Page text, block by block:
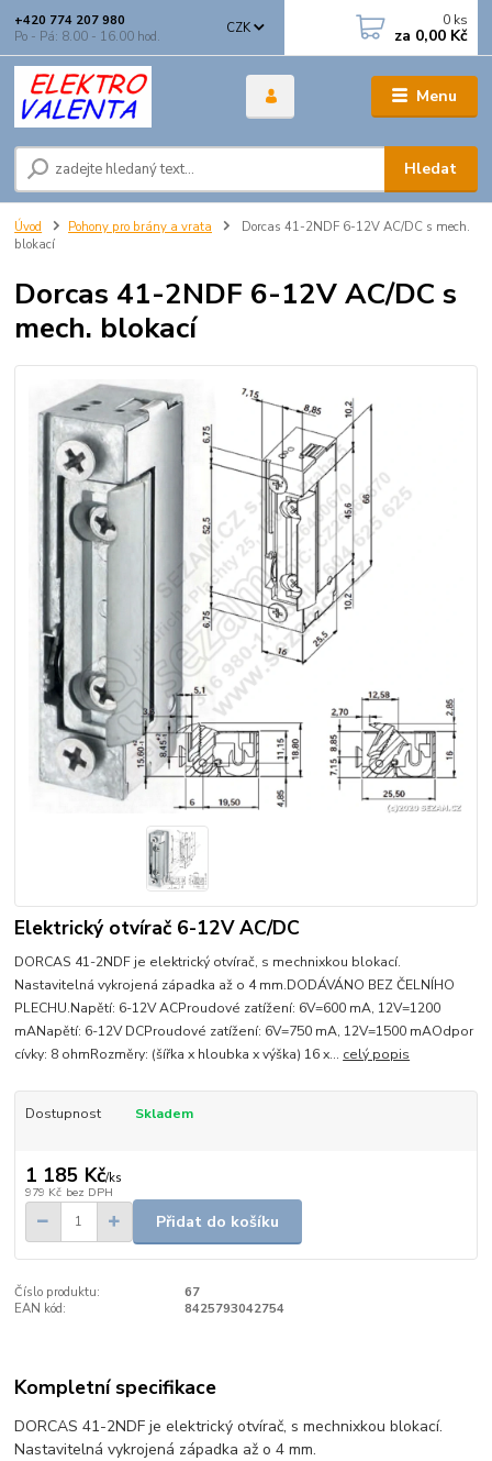
Menu
CZK
Hledat
+420 774 207 980
Po - Pá: 8.00 - 16.00 hod.
0 ks
za 0,00 Kč
Úvod Pohony pro brány a vrata
Dorcas 41-2NDF 6-12V AC/DC s mech.
blokací
Dorcas 41-2NDF 6-12V AC/DC s
mech. blokací
Elektrický otvírač 6-12V AC/DC
DORCAS 41-2NDF je elektrický otvírač, s mechnixkou blokací.
Nastavitelná vykrojená západka až o 4 mm.DODÁVÁNO BEZ ČELNÍHO
PLECHU.Napětí: 6-12V ACProudové zatížení: 6V=600 mA, 12V=1200
mANapětí: 6-12V DCProudové zatížení: 6V=750 mA, 12V=1500 mAOdpor
cívky: 8 ohmRozměry: (šířka x hloubka x výška) 16 x... celý popis
Dostupnost Skladem
1 185 Kč/ks
979 Kč bez DPH
Přidat do košíku
Číslo produktu:
67
EAN kód:
8425793042754
Kompletní specifikace
DORCAS 41-2NDF je elektrický otvírač, s mechnixkou blokací.
Nastavitelná vykrojená západka až o 4 mm.